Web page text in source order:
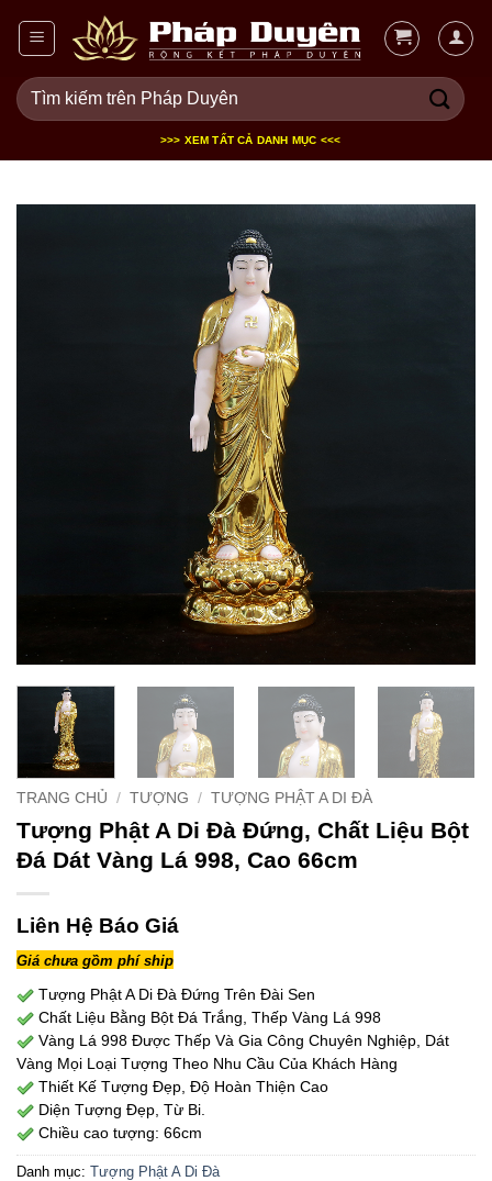
dung
Tìm
kiếm:
>>> XEM TẤT CẢ DANH MỤC <<<
TRANG CHỦ / TƯỢNG / TƯỢNG PHẬT A DI ĐÀ
Tượng Phật A Di Đà Đứng, Chất Liệu Bột
Đá Dát Vàng Lá 998, Cao 66cm
Liên Hệ Báo Giá
Giá chưa gồm phí ship
Tượng Phật A Di Đà Đứng Trên Đài Sen
Chất Liệu Bằng Bột Đá Trắng, Thếp Vàng Lá 998
Vàng Lá 998 Được Thếp Và Gia Công Chuyên Nghiệp, Dát
Vàng Mọi Loại Tượng Theo Nhu Cầu Của Khách Hàng
Thiết Kế Tượng Đẹp, Độ Hoàn Thiện Cao
Diện Tượng Đẹp, Từ Bi.
Chiều cao tượng: 66cm
Danh mục: Tượng Phật A Di Đà